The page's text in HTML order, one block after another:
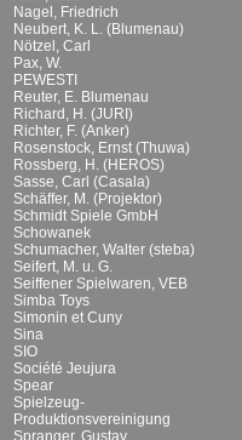
Nagel, Friedrich
Neubert, K. L. (Blumenau)
Nötzel, Carl
Pax, W.
PEWESTI
Reuter, E. Blumenau
Richard, H. (JURI)
Richter, F. (Anker)
Rosenstock, Ernst (Thuwa)
Rossberg, H. (HEROS)
Sasse, Carl (Casala)
Schäffer, M. (Projektor)
Schmidt Spiele GmbH
Schowanek
Schumacher, Walter (steba)
Seifert, M. u. G.
Seiffener Spielwaren, VEB
Simba Toys
Simonin et Cuny
Sina
SIO
Société Jeujura
Spear
Spielzeug-
Produktionsvereinigung
Spranger, Gustav